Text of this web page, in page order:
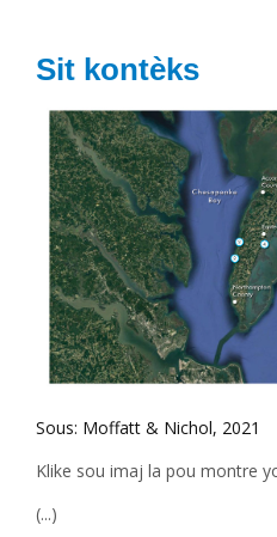
Sit kontèks
Sous: Moffatt & Nichol, 2021
Klike sou imaj la pou montre
(...)